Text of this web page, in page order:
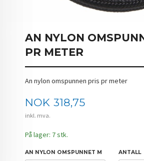
AN NYLON
PR METER
An nylon omspunnen pris pr meter
Pris
NOK 318,75
inkl. mva.
På lager: 7 stk.
AN NYLON OMSPUNNET M ANTALL